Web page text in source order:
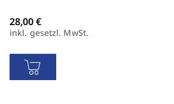
inkl. gesetzl. MwSt.